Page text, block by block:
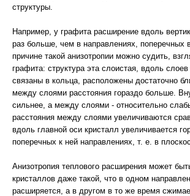
структуры.
Например, у графита расширение вдоль
раз больше, чем в направлениях, поперечных
причине такой анизотропии можно судить,
графита: структура эта слоистая, вдоль
связаны в кольца, расположены достаточно
между слоями расстояния гораздо больше.
сильнее, а между слоями - относительно
расстояния между слоями увеличиваются
вдоль главной оси кристалл увеличивается
поперечных к ней направлениях, т. е. в
Анизотропия теплового расширения может
кристаллов даже такой, что в одном
расширяется, а в другом в то же время